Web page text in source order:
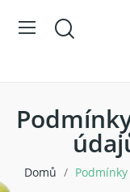
Domů